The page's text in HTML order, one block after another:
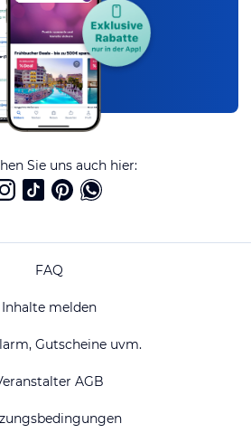
Sie uns auch hier:
FAQ
Inhalte melden
Gutscheine uvm.
AGB